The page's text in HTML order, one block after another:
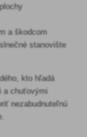
a škodcom
stanovište
kto hľadá
a chuťovými
nezabudnuteľnú